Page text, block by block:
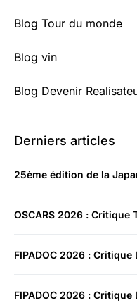
Blog Tour du monde
Blog vin
Blog Devenir
Derniers articles
25ème édition de la
OSCARS 2026 :
FIPADOC 2026 :
FIPADOC 2026 : Critique